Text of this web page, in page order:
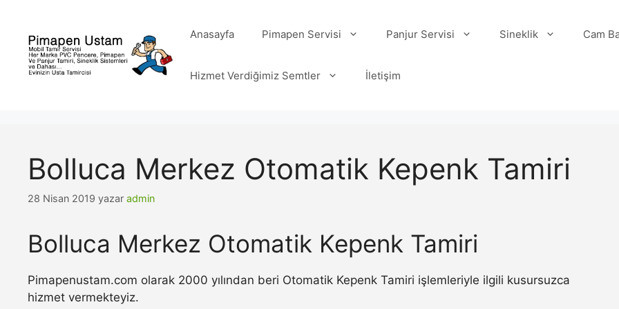
Anasayfa Pimapen Servisi Panjur Servisi Sineklik Cam
Hizmet Verdiğimiz Semtler İletişim
Bolluca Merkez Otomatik Kepenk Tamiri
28 Nisan 2019 yazar admin
Bolluca Merkez Otomatik Kepenk Tamiri
Pimapenustam.com olarak 2000 yılından beri Otomatik Kepenk Tamiri işlemleriyle ilgili kusursuzca
hizmet vermekteyiz.